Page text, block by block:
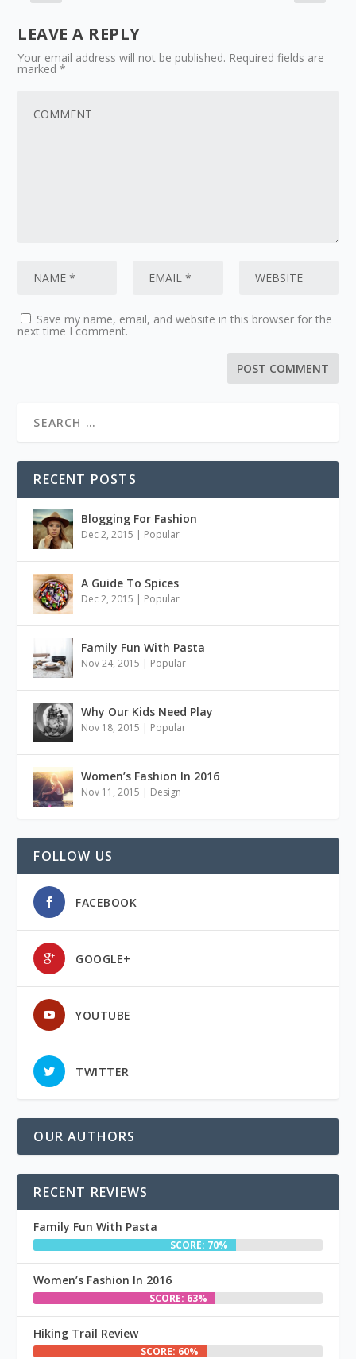
LEAVE A REPLY
Your email address will not be published. Required fields are
marked*
Save my name, email, and website in this browser for the
next time I comment.
RECENT POSTS
Blogging For Fashion
Dec 2, 2015 | Popular
A Guide To Spices
Dec 2, 2015 | Popular
Family Fun With Pasta
Nov 24, 2015 | Popular
Why Our Kids Need Play
Nov 18, 2015 | Popular
Women’s Fashion In 2016
Nov 11, 2015 | Design
FOLLOW US
FACEBOOK
GOOGLE+
YOUTUBE
TWITTER
OUR AUTHORS
RECENT REVIEWS
Family Fun With Pasta
SCORE: 70%
Women’s Fashion In 2016
SCORE: 63%
Hiking Trail Review
SCORE: 60%